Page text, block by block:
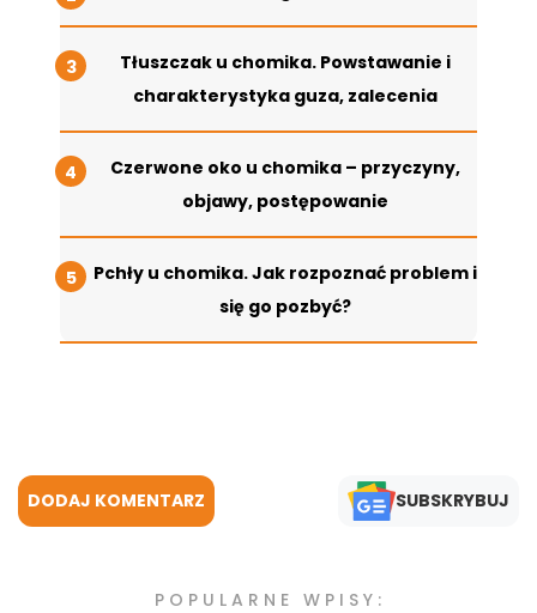
Tłuszczak u chomika. Powstawanie i
charakterystyka guza, zalecenia
Czerwone oko u chomika – przyczyny,
objawy, postępowanie
Pchły u chomika. Jak rozpoznać problem i
się go pozbyć?
DODAJ KOMENTARZ SUBSKRYBUJ
POPULARNE WPISY: